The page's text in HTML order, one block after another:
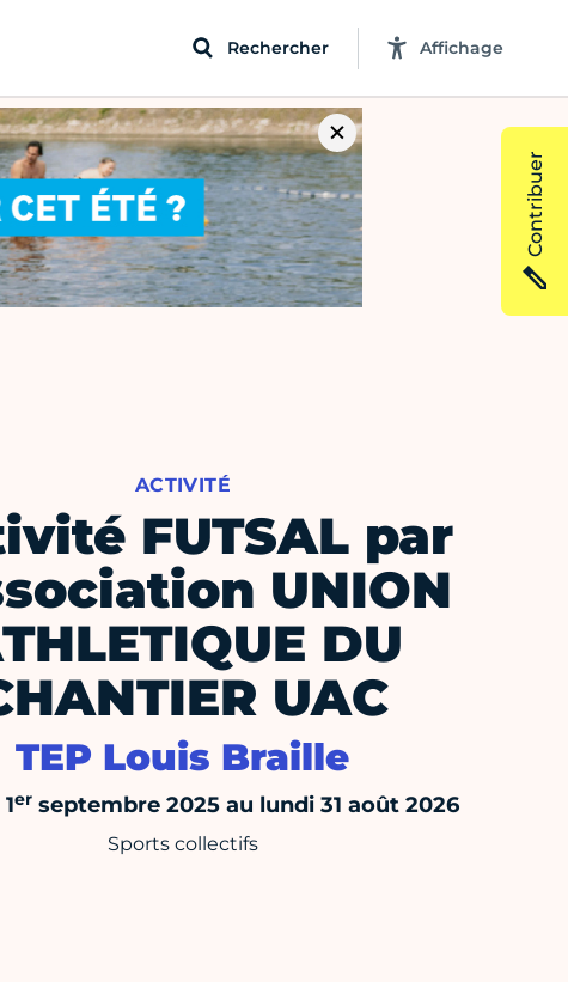
Rechercher Affichage
ACTIVITÉ
FUTSAL par
UNION
DU
UAC
TEP Louis Braille
erseptembre 2025 au lundi 31 août 2026
Sports collectifs
Contribuer